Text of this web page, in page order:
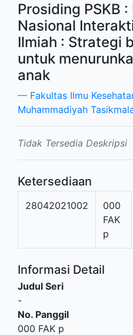
Prosiding PSKB
Nasional
Ilmiah : Strategi
untuk
anak
Fakultas Ilmu
Muhammadiyah
Tidak Tersedia Deskripsi
Ketersediaan
28042021002
000
FAK
p
Informasi Detail
Judul Seri
-
No. Panggil
000 FAK p